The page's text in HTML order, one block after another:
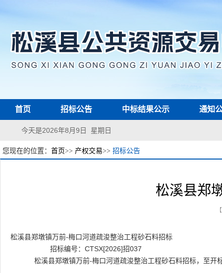
首页 招标公告 中标结果公示 通知
今天是2026年8月9日 星期日
您现在的位置： 首页>> 产权交易>> 招标公告
松溪县郑
松溪县郑墩镇万前-梅口河道疏浚整治工程砂石料招标
招标编号： CTSX[2026]招037
松溪县郑墩镇万前-梅口河道疏浚整治工程砂石料招标，至开